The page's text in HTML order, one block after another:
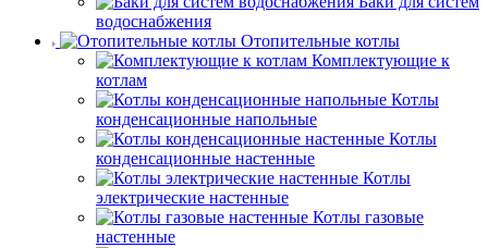
водоснабжения
Отопительные котлы
Комплектующие к
котлам
Котлы
конденсационные напольные
Котлы
конденсационные настенные
Котлы
электрические настенные
Котлы газовые
настенные